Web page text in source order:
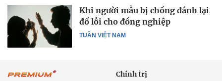
TUẦN VIỆT NAM
Khi người mẫu bị chồng đánh lại
đổ lỗi cho đồng nghiệp
Chính trị